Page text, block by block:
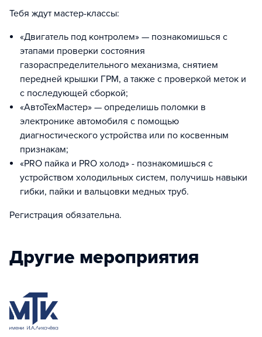
Тебя ждут мастер-классы:
«Двигатель под контролем» — познакомишься с
этапами проверки состояния
газораспределительного механизма, снятием
передней крышки ГРМ, а также с проверкой меток и
с последующей сборкой;
«АвтоТехМастер» — определишь поломки в
электронике автомобиля с помощью
диагностического устройства или по косвенным
признакам;
«PRO пайка и PRO холод» - познакомишься с
устройством холодильных систем, получишь навыки
гибки, пайки и вальцовки медных труб.
Регистрация обязательна.
Другие мероприятия